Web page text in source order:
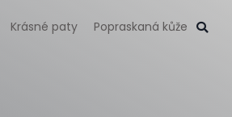
Krásné paty Popraskaná kůže